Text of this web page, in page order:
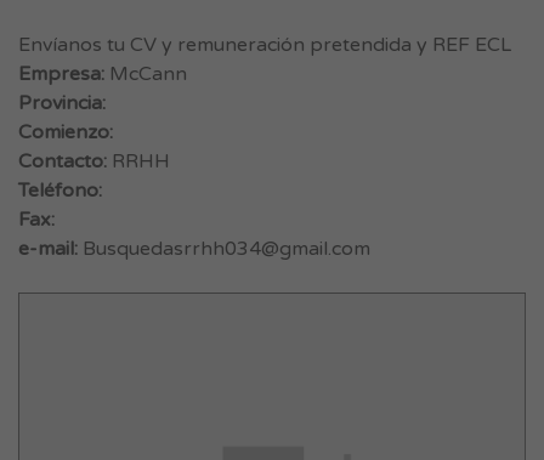
Envíanos tu CV y remuneración pretendida y REF ECL
Empresa: McCann
Provincia:
Comienzo:
Contacto: RRHH
Teléfono:
Fax:
e-mail: Busquedasrrhh034@gmail.com